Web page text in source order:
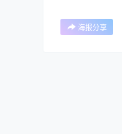
海报分享